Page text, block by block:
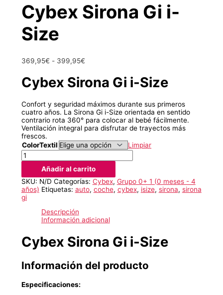
Cybex Sirona Gi i-
Size
369,95€ - 399,95€Rango
desde
hasta
399,95€
Cybex Sirona Gi i-Size
Confort y seguridad máximos durante sus primeros
cuatro años. La Sirona Gi i-Size orientada en sentido
contrario rota 360° para colocar al bebé fácilmente.
Ventilación integral para disfrutar de trayectos más
frescos.
ColorTextil
Limpiar
Cybex
Sirona
i-
Size
cantidad
Añadir al carrito
SKU: N/D Categorías: Cybex, Grupo 0+ 1 (0 meses - 4
años) Etiquetas: auto, coche, cybex, isize, sirona, sirona
gi
Descripción
Información adicional
Cybex Sirona Gi i-Size
Información del producto
Especificaciones: